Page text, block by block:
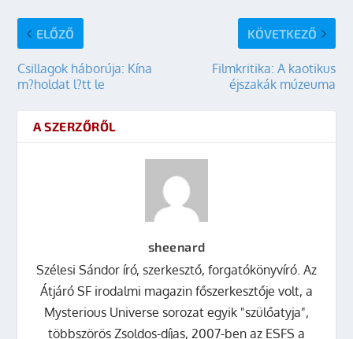
ELŐZŐ
Csillagok háborúja: Kína
m?holdat l?tt le
KÖVETKEZŐ
Filmkritika: A kaotikus
éjszakák múzeuma
A SZERZŐRŐL
sheenard
Szélesi Sándor író, szerkesztő, forgatókönyvíró. Az
Átjáró SF irodalmi magazin főszerkesztője volt, a
Mysterious Universe sorozat egyik "szülőatyja",
többszörös Zsoldos-díjas, 2007-ben az ESFS a